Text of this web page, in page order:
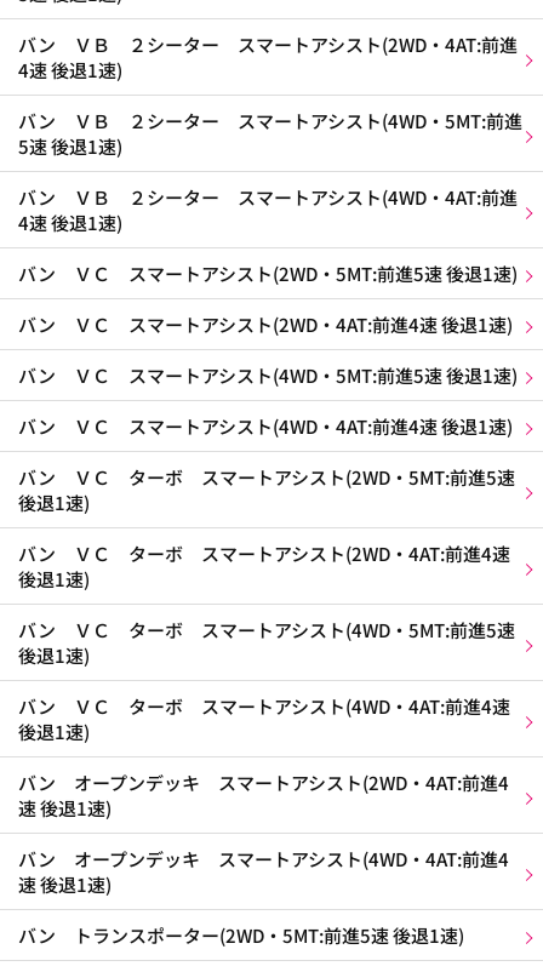
バン ＶＢ ２シーター スマートアシスト(2WD・4AT:前進
4速 後退1速)
バン ＶＢ ２シーター スマートアシスト(4WD・5MT:前進
5速 後退1速)
バン ＶＢ ２シーター スマートアシスト(4WD・4AT:前進
4速 後退1速)
バン ＶＣ スマートアシスト(2WD・5MT:前進5速 後退1速)
バン ＶＣ スマートアシスト(2WD・4AT:前進4速 後退1速)
バン ＶＣ スマートアシスト(4WD・5MT:前進5速 後退1速)
バン ＶＣ スマートアシスト(4WD・4AT:前進4速 後退1速)
バン ＶＣ ターボ スマートアシスト(2WD・5MT:前進5速
後退1速)
バン ＶＣ ターボ スマートアシスト(2WD・4AT:前進4速
後退1速)
バン ＶＣ ターボ スマートアシスト(4WD・5MT:前進5速
後退1速)
バン ＶＣ ターボ スマートアシスト(4WD・4AT:前進4速
後退1速)
バン オープンデッキ スマートアシスト(2WD・4AT:前進4
速 後退1速)
バン オープンデッキ スマートアシスト(4WD・4AT:前進4
速 後退1速)
バン トランスポーター(2WD・5MT:前進5速 後退1速)